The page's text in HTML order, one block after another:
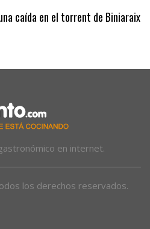
caída en el torrent de Biniaraix
en internet.
los derechos reservados.